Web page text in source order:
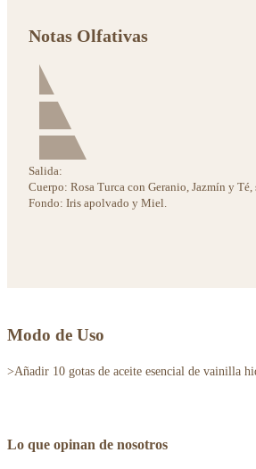
Notas Olfativas
Salida:
Cuerpo: Rosa Turca con Geranio, Jazmín y Té,
Fondo: Iris apolvado y Miel.
Modo de Uso
>Añadir 10 gotas de aceite esencial de vainilla
Lo que opinan de nosotros